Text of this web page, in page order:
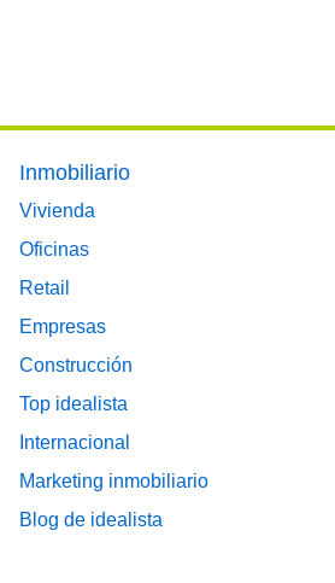
Footer main menu
Inmobiliario
Vivienda
Oficinas
Retail
Empresas
Construcción
Top idealista
Internacional
Marketing inmobiliario
Blog de idealista